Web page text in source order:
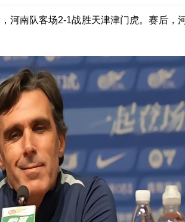
河南队客场2-1战胜天津津门虎。赛后，